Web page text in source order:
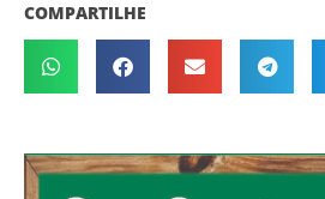
COMPARTILHE